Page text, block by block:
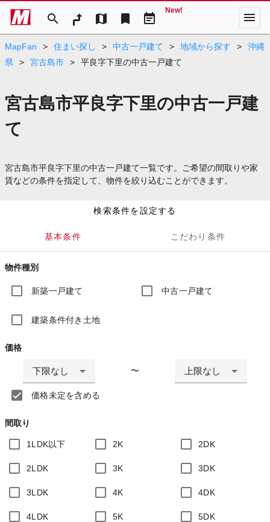
search map bookmark event_note
New! menu
MapFan > 住まい探し > 中古一戸建て > 地域から探す >
沖縄
県
> 宮古島市 > 平良字下里の中古一戸建て
宮古島市平良字下里の中古一戸建
て
宮古島市平良字下里の中古一戸建て一覧です。ご希望の間取りや家
賃などの条件を指定して、物件を絞り込むことができます。
検索条件を設定する
基本条件 こだわり条件
物件種別
新築一戸建て 中古一戸建て
建築条件付き土地
価格
下限なし 〜 上限なし
価格未定を含める
間取り
1LDK以下 2K 2DK
2LDK 3K 3DK
3LDK 4K 4DK
4LDK 5K 5DK